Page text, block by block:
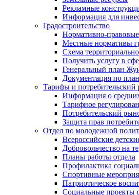
Рекламные
Информация для
Градостроительство
Нормативно-
Местные нормативы
Схема
Получить услугу в
Генеральный план
Документация по
Тарифы и потребительский
Информация о
Тарифное
Потребительский
Защита прав
Отдел по молодежной
Всероссийские
Добровольчество на
Планы работы отдела
Профилактика
Спортивные
Патриотическое
Социальные проекты